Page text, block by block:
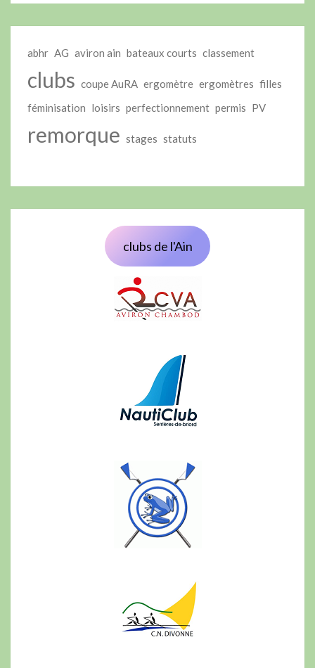
abhr AG aviron ain bateaux courts classement
clubs coupe AuRA ergomètre ergomètres filles
féminisation loisirs perfectionnement permis PV
remorque stages statuts
clubs de l'Ain